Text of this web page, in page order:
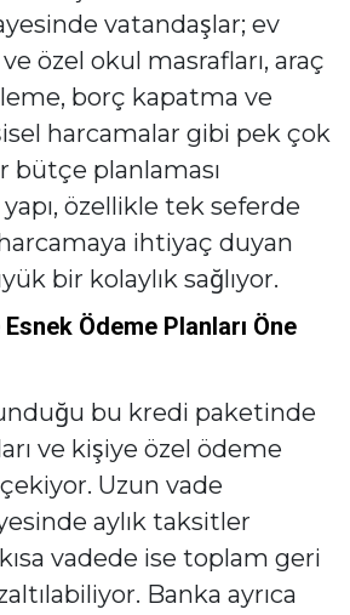
vatandaşlar; ev
özel okul masrafları, araç
borç kapatma ve
harcamalar gibi pek çok
bütçe planlaması
özellikle tek seferde
ihtiyaç duyan
bir kolaylık sağlıyor.
Ödeme Planları Öne
bu kredi paketinde
ve kişiye özel ödeme
Uzun vade
aylık taksitler
vadede ise toplam geri
Banka ayrıca